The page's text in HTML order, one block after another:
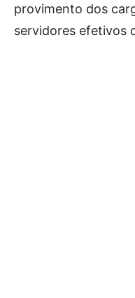
provimento dos
servidores efetivos